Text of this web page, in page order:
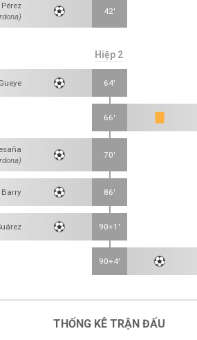
42'
Hiệp 2
64'
66'
70'
86'
90+1'
90+4'
THỐNG KÊ TRẬN ĐẤU